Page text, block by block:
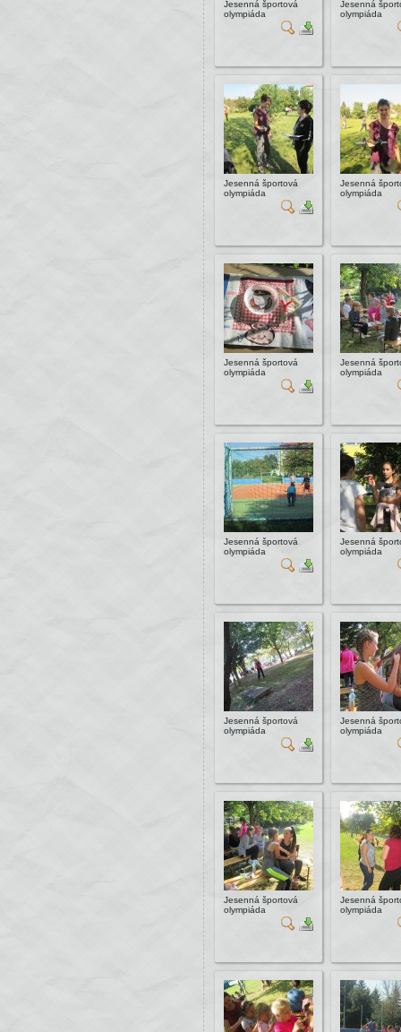
Jesenná športová
olympiáda
Jesenná
olympiáda
Jesenná športová
olympiáda
Jesenná
olympiáda
Jesenná športová
olympiáda
Jesenná
olympiáda
Jesenná športová
olympiáda
Jesenná
olympiáda
Jesenná športová
olympiáda
Jesenná
olympiáda
Jesenná športová
olympiáda
Jesenná
olympiáda